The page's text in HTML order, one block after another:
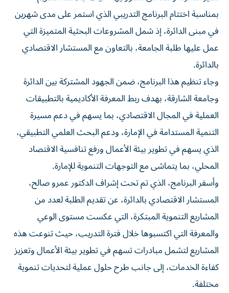
بمناسبة اختتام البرنامج التدريبي الذي استمر على مدى شهرين
في مبنى الدائرة، إذ شمل المشروعات البحثية المتميزة التي
عمل عليها طلبة الجامعة، بالتعاون مع المستشار الاقتصادي
بالدائرة.
وجاء تنظيم هذا البرنامج، ضمن الجهود المشتركة بين الدائرة
وجامعة الشارقة، بهدف ربط المعرفة الأكاديمية بالتطبيقات
العملية في المجال الاقتصادي، بما يسهم في دعم مسيرة
التنمية المستدامة في الإمارة، ودعم البحث العلمي التطبيقي،
الذي يسهم في تطوير بيئة الأعمال ورفع تنافسية الاقتصاد
المحلي، بما يتماشى مع التوجهات التنموية للإمارة.
وأسفر البرنامج، الذي تم تحت إشراف الدكتور عمرو صالح،
المستشار الاقتصادي بالدائرة، عن تقديم الطلبة لعدد من
المشاريع التنموية المبتكرة، التي عكست مستوى الوعي
والمعرفة التي اكتسبوها خلال فترة التدريب، حيث تنوعت هذه
المشاريع لتشمل مبادرات تسهم في تطوير بيئة الأعمال وتعزيز
كفاءة الخدمات، إلى جانب طرح حلول عملية لتحديات تنموية
مختلفة.